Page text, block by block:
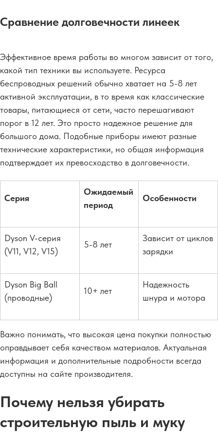
Сравнение долговечности линеек
Эффективное время работы во многом зависит от того,
какой тип техники вы используете. Ресурса
беспроводных решений обычно хватает на 5-8 лет
активной эксплуатации, в то время как классические
товары, питающиеся от сети, часто перешагивают
порог в 12 лет. Это просто надежное решение для
большого дома. Подобные приборы имеют разные
технические характеристики, но общая информация
подтверждает их превосходство в долговечности.
Серия
Ожидаемый
период
Особенности
Dyson V-серия
(V11, V12, V15)
5-8 лет
Зависит от циклов
зарядки
Dyson Big Ball
(проводные)
10+ лет
Надежность
шнура и мотора
Важно понимать, что высокая цена покупки полностью
оправдывает себя качеством материалов. Актуальная
информация и дополнительные подробности всегда
доступны на сайте производителя.
Почему нельзя убирать
строительную пыль и муку